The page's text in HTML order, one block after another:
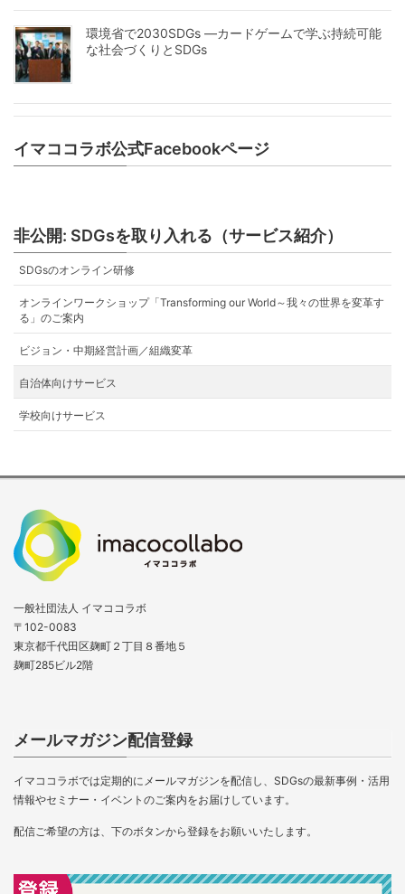
環境省で2030SDGs ―カードゲームで学ぶ持続可能
な社会づくりとSDGs
イマココラボ公式Facebookページ
非公開: SDGsを取り入れる（サービス紹介）
SDGsのオンライン研修
オンラインワークショップ「Transforming our World～我々の世界を変革す
る」のご案内
ビジョン・中期経営計画／組織変革
自治体向けサービス
学校向けサービス
一般社団法人 イマココラボ
〒102-0083
東京都千代田区麹町２丁目８番地５
麹町285ビル2階
メールマガジン配信登録
イマココラボでは定期的にメールマガジンを配信し、SDGsの最新事例・活用
情報やセミナー・イベントのご案内をお届けしています。
配信ご希望の方は、下のボタンから登録をお願いいたします。